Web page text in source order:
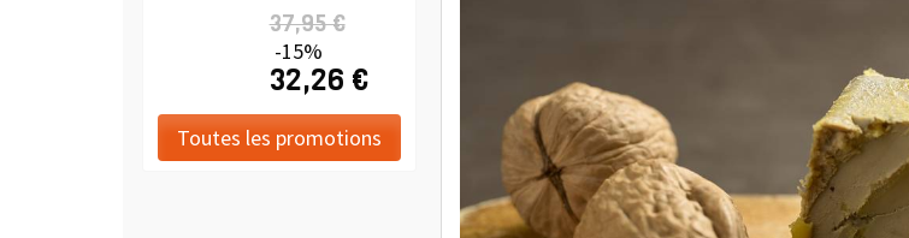
37,95 €
-15%
32,26 €
Toutes les promotions